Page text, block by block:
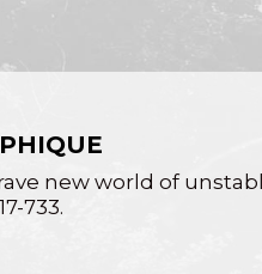
new world of
733.